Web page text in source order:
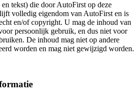
tekst) die door AutoFirst op deze
volledig eigendom van AutoFirst en is
en/of copyright. U mag de inhoud van
persoonlijk gebruik, en dus niet voor
De inhoud mag niet op andere
worden en mag niet gewijzigd worden.